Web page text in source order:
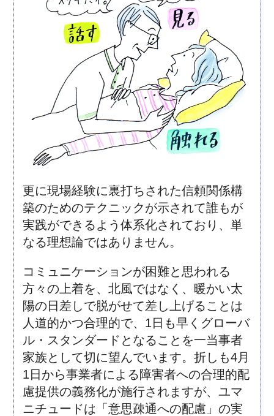
更に現場経験に裏打ちされた信頼関係構
築のためのテクニックが示されて誰もが
実践ができるよう体系化されており、単
なる理想論ではありません。
コミュニケーションが困難と思われる
方々の上着を、北風ではなく、暖かい太
陽の日差しで脱がせて差し上げることは
人道的かつ合理的で、1日も早くグローバ
ル・スタンダードとなることを一当事者
家族として切に望んでいます。折しも4月
1日から事業者による障害者への合理的配
慮提供の義務化が施行されますが、ユマ
ニチュードは「意思疎通への配慮」の実